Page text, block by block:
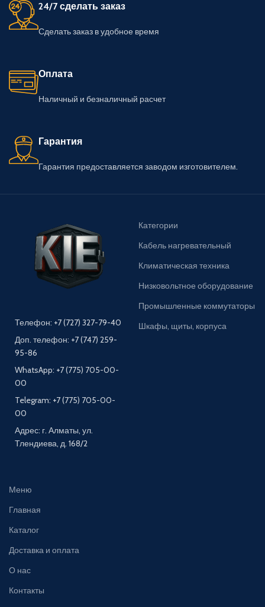
24/7 сделать заказ
Сделать заказ в удобное время
Оплата
Наличный и безналичный расчет
Гарантия
Гарантия предоставляется заводом изготовителем.
Телефон: +7 (727) 327-79-40
Доп. телефон: +7 (747) 259-
95-86
WhatsApp: +7 (775) 705-00-
00
Telegram: +7 (775) 705-00-
00
Адрес: г. Алматы, ул.
Тлендиева, д. 168/2
Категории
Кабель нагревательный
Климатическая техника
Низковольтное оборудование
Промышленные коммутаторы
Шкафы, щиты, корпуса
Меню
Главная
Каталог
Доставка и оплата
О нас
Контакты